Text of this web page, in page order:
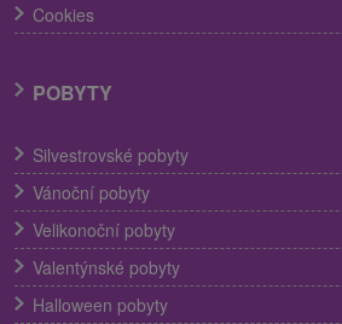
Cookies
POBYTY
Silvestrovské pobyty
Vánoční pobyty
Velikonoční pobyty
Valentýnské pobyty
Halloween pobyty